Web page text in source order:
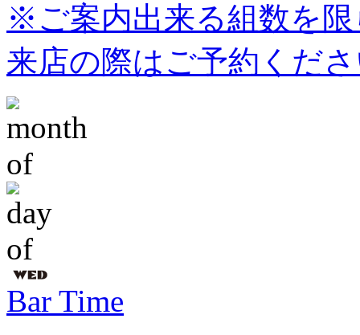
※ご案内出来る組数を
来店の際はご予約くだ
Bar Time